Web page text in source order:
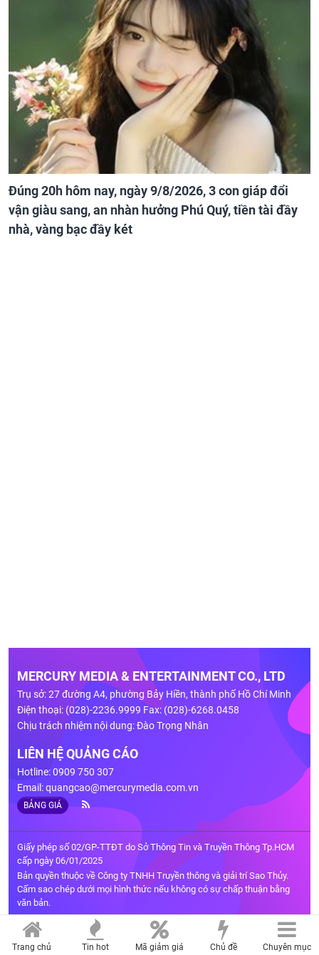
Đúng 20h hôm nay, ngày 9/8/2026, 3 con giáp đổi
vận giàu sang, an nhàn hưởng Phú Quý, tiền tài đầy
nhà, vàng bạc đầy két
MERCURY MEDIA & ENTERTAINMENT CO., LTD
Trụ sở: 27 đường A4, phường Bảy Hiền, thành phố Hồ Chí Minh
Điện thoại: (028)-2236.9999 Fax: (028)-6268.0458
Chịu trách nhiệm nội dung: Đào Trọng Nhân
LIÊN HỆ QUẢNG CÁO
Hotline: 0909 750 307
Email:quangcao@mercurymedia.com.vn
BẢNG GIÁ
Giấy phép số 02/GP-TTĐT do Sở Thông Tin và Truyền Thông Tp.HCM
cấp ngày 06/01/2025
Bản quyền thuộc về Công ty TNHH Truyền thông và giải trí Sao Thủy.
Cấm sao chép dưới mọi hình thức nếu không có sự chấp thuận bằng
văn bản.
Trang chủ Tin hot Mã giảm giá Chủ đề Chuyên mục